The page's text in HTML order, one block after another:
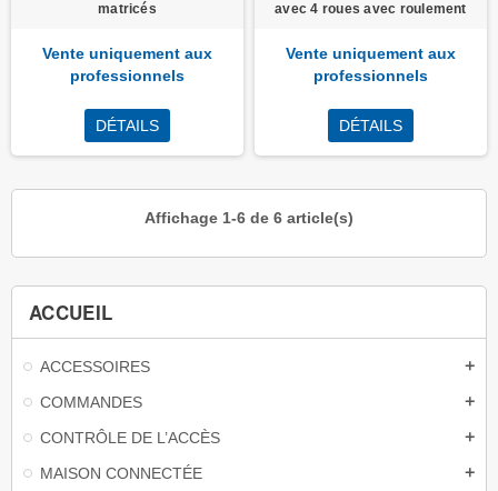
ACCUEIL
ACCESSOIRES add
COMMANDES add
CONTRÔLE DE L’ACCÈS add
MAISON CONNECTÉE add
matricés
Vente uniquement aux
professionnels
DÉTAILS
avec 4 roues avec roulement
Vente uniquement aux
professionnels
DÉTAILS
Affichage 1-6 de 6 article(s)